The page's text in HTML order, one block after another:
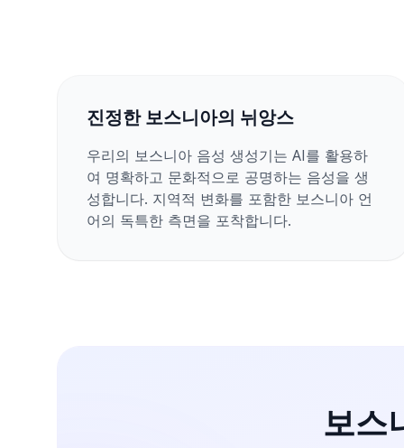
진정한 보스니아의 뉘앙스
우리의 보스니아 음성 생성기는 AI를 활용하
여 명확하고 문화적으로 공명하는 음성을 생
성합니다. 지역적 변화를 포함한 보스니아 언
어의 독특한 측면을 포착합니다.
보스